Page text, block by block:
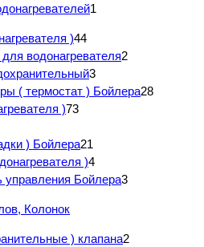
1
)44
водонагревателя2
3
( термостат ) Бойлера28
)73
) Бойлера21
)4
Бойлера3
Колонок
) клапана2